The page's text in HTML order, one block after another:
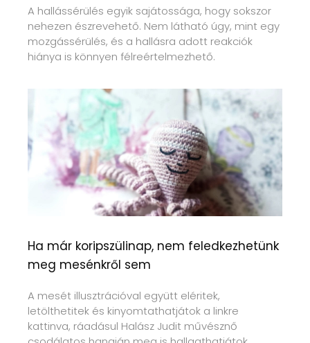
A hallássérülés egyik sajátossága, hogy sokszor
nehezen észrevehető. Nem látható úgy, mint egy
mozgássérülés, és a hallásra adott reakciók
hiánya is könnyen félreértelmezhető.
Ha már koripszülinap, nem feledkezhetünk
meg mesénkről sem
A mesét illusztrációval együtt eléritek,
letölthetitek és kinyomtathatjátok a linkre
kattinva, ráadásul Halász Judit művésznő